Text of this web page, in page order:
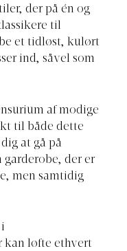
der på én og
til
et tidløst, kulørt
ind, såvel som
af modige
til både dette
at gå på
garderobe, der er
men samtidig
kan løfte ethvert